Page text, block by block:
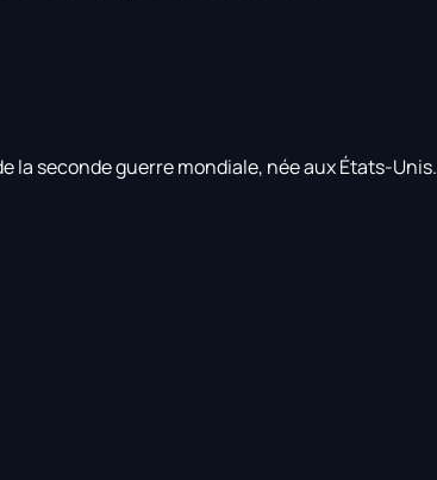
la seconde guerre mondiale, née aux États-Unis.